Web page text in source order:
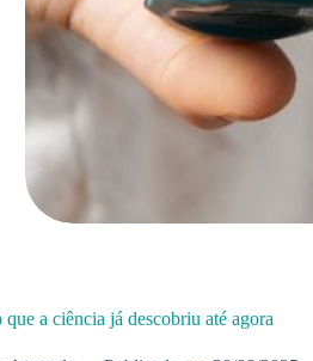
a ciência já descobriu até agora